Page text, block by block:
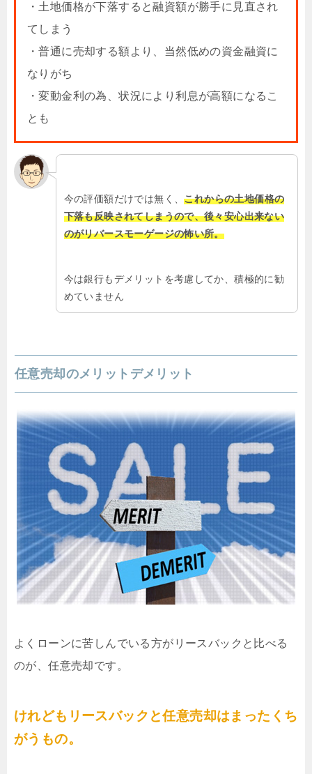
・土地価格が下落すると融資額が勝手に見直され
てしまう
・普通に売却する額より、当然低めの資金融資に
なりがち
・変動金利の為、状況により利息が高額になるこ
とも
今の評価額だけでは無く、これからの土地価格の
下落も反映されてしまうので、後々安心出来ない
のがリバースモーゲージの怖い所。
今は銀行もデメリットを考慮してか、積極的に勧
めていません
任意売却のメリットデメリット
よくローンに苦しんでいる方がリースバックと比べる
のが、任意売却です。
けれどもリースバックと任意売却はまったくち
がうもの。